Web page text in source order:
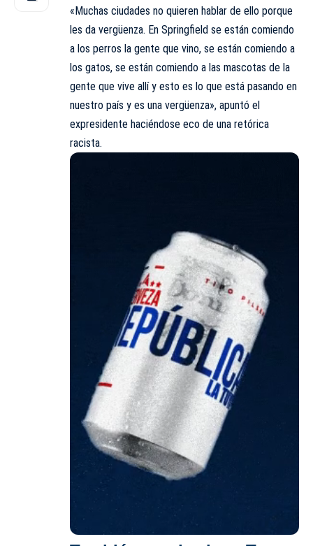
«Muchas ciudades no quieren hablar de ello porque
les da vergüenza. En Springfield se están comiendo
a los perros la gente que vino, se están comiendo a
los gatos, se están comiendo a las mascotas de la
gente que vive allí y esto es lo que está pasando en
nuestro país y es una vergüenza», apuntó el
expresidente haciéndose eco de una retórica
racista.